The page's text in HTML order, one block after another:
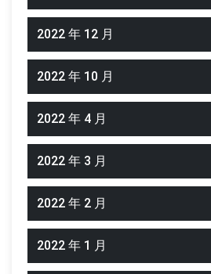
2022 年 12 月
2022 年 10 月
2022 年 4 月
2022 年 3 月
2022 年 2 月
2022 年 1 月